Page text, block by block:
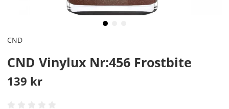
CND
CND Vinylux Nr:456 Frostbite
139 kr